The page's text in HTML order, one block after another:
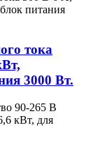
тока
3000 Вт.